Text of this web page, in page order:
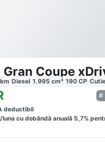
km Diesel 1.995 cm³ 190 CP Cutie
deductibil
lunacu dobăndă anuală 5,7%